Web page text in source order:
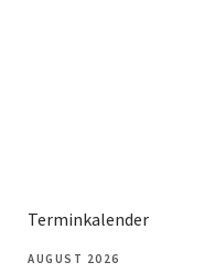
Terminkalender
AUGUST 2026